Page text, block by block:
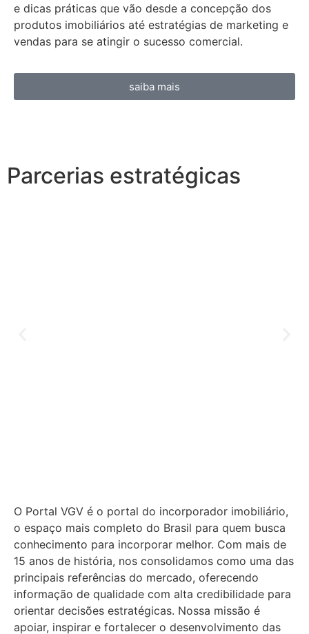
e dicas práticas que vão desde a concepção dos
produtos imobiliários até estratégias de marketing e
vendas para se atingir o sucesso comercial.
saiba mais
Parcerias estratégicas
O Portal VGV é o portal do incorporador imobiliário,
o espaço mais completo do Brasil para quem busca
conhecimento para incorporar melhor. Com mais de
15 anos de história, nos consolidamos como uma das
principais referências do mercado, oferecendo
informação de qualidade com alta credibilidade para
orientar decisões estratégicas. Nossa missão é
apoiar, inspirar e fortalecer o desenvolvimento das